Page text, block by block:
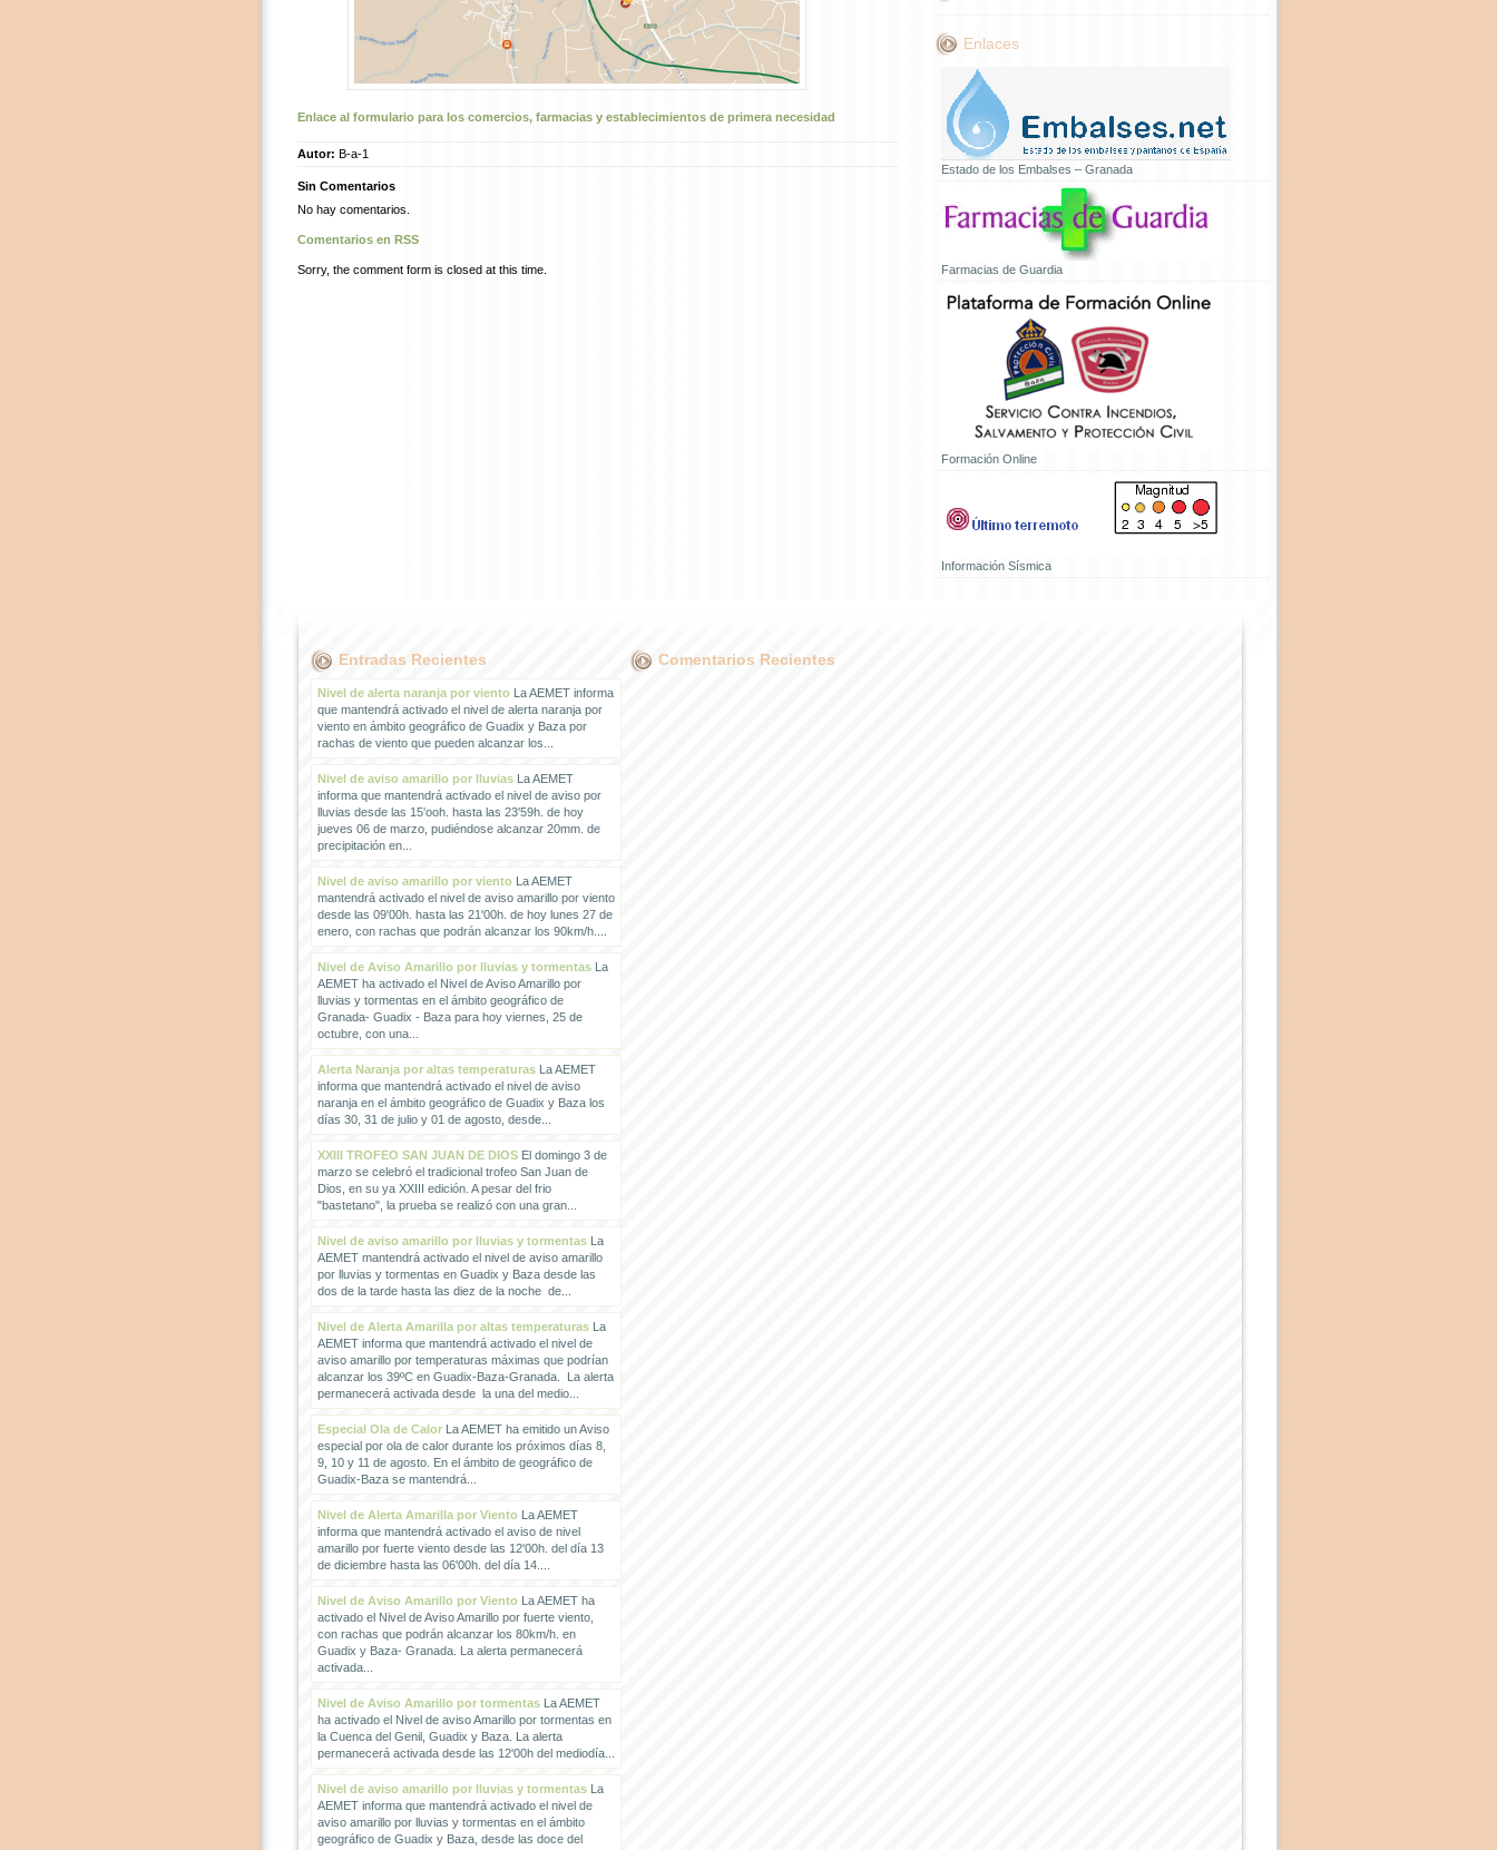
Enlace al formulario para los comercios, farmacias y establecimientos de primera necesidad
Autor: B-a-1
Sin Comentarios
No hay comentarios.
Comentarios en RSS
Sorry, the comment form is closed at this time.
Enlaces
Estado de los Embalses – Granada
Farmacias de Guardia
Formación Online
Información Sísmica
Entradas Recientes
Nivel de alerta naranja por vientoLa AEMET informa
que mantendrá activado el nivel de alerta naranja por
viento en ámbito geográfico de Guadix y Baza por
rachas de viento que pueden alcanzar los...
Nivel de aviso amarillo por lluviasLa AEMET
informa que mantendrá activado el nivel de aviso por
lluvias desde las 15'ooh. hasta las 23'59h. de hoy
jueves 06 de marzo, pudiéndose alcanzar 20mm. de
precipitación en...
Nivel de aviso amarillo por vientoLa AEMET
mantendrá activado el nivel de aviso amarillo por viento
desde las 09'00h. hasta las 21'00h. de hoy lunes 27 de
enero, con rachas que podrán alcanzar los 90km/h....
Nivel de Aviso Amarillo por lluvias y tormentasLa
AEMET ha activado el Nivel de Aviso Amarillo por
lluvias y tormentas en el ámbito geográfico de
Granada- Guadix - Baza para hoy viernes, 25 de
octubre, con una...
Alerta Naranja por altas temperaturasLa AEMET
informa que mantendrá activado el nivel de aviso
naranja en el ámbito geográfico de Guadix y Baza los
días 30, 31 de julio y 01 de agosto, desde...
XXIII TROFEO SAN JUAN DE DIOSEl domingo 3 de
marzo se celebró el tradicional trofeo San Juan de
Dios, en su ya XXIII edición. A pesar del frio
"bastetano", la prueba se realizó con una gran...
Nivel de aviso amarillo por lluvias y tormentasLa
AEMET mantendrá activado el nivel de aviso amarillo
por lluvias y tormentas en Guadix y Baza desde las
dos de la tarde hasta las diez de la noche de...
Nivel de Alerta Amarilla por altas temperaturasLa
AEMET informa que mantendrá activado el nivel de
aviso amarillo por temperaturas máximas que podrían
alcanzar los 39ºC en Guadix-Baza-Granada. La alerta
permanecerá activada desde la una del medio...
Especial Ola de CalorLa AEMET ha emitido un Aviso
especial por ola de calor durante los próximos días 8,
9, 10 y 11 de agosto. En el ámbito de geográfico de
Guadix-Baza se mantendrá...
Nivel de Alerta Amarilla por VientoLa AEMET
informa que mantendrá activado el aviso de nivel
amarillo por fuerte viento desde las 12'00h. del día 13
de diciembre hasta las 06'00h. del día 14....
Nivel de Aviso Amarillo por VientoLa AEMET ha
activado el Nivel de Aviso Amarillo por fuerte viento,
con rachas que podrán alcanzar los 80km/h. en
Guadix y Baza- Granada. La alerta permanecerá
activada...
Nivel de Aviso Amarillo por tormentasLa AEMET
ha activado el Nivel de aviso Amarillo por tormentas en
la Cuenca del Genil, Guadix y Baza. La alerta
permanecerá activada desde las 12'00h del mediodía...
Nivel de aviso amarillo por lluvias y tormentasLa
AEMET informa que mantendrá activado el nivel de
aviso amarillo por lluvias y tormentas en el ámbito
geográfico de Guadix y Baza, desde las doce del
Comentarios Recientes